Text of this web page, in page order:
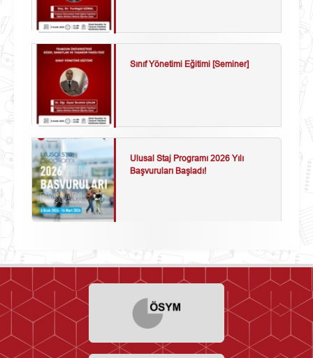
Sınıf Yönetimi Eğitimi [Seminer]
Ulusal Staj Programı 2026 Yılı
Başvuruları Başladı!